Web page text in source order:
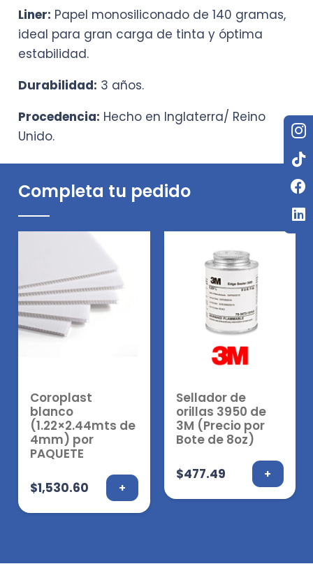
Liner: Papel monosiliconado de 140 gramas,
ideal para gran carga de tinta y óptima
estabilidad.
Durabilidad: 3 años.
Procedencia: Hecho en Inglaterra/ Reino
Unido.
Completa tu pedido
Coroplast
blanco
(1.22×2.44mts de
4mm) por
PAQUETE
$1,530.60 +
Sellador de
orillas 3950 de
3M (Precio por
Bote de 8oz)
$477.49 +